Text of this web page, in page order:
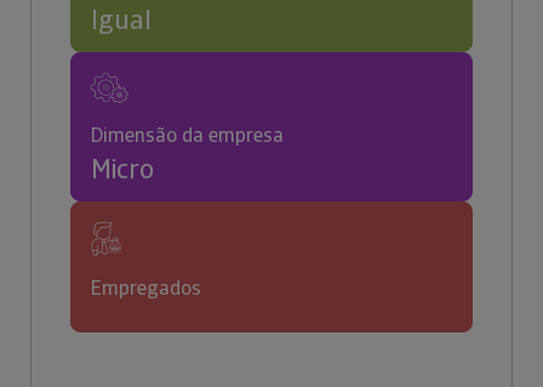
Igual
Dimensão da empresa
Micro
Empregados